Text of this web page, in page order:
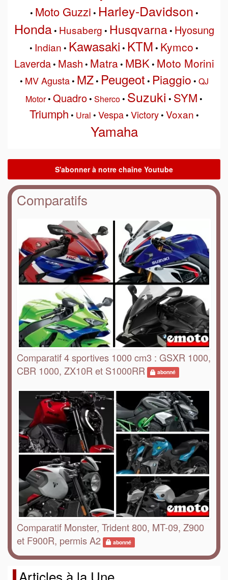
• Moto Guzzi • Harley-Davidson •
Honda• Husaberg • Husqvarna• Hyosung
• Indian • Kawasaki • KTM • Kymco •
Laverda• Mash • Matra• MBK• Moto Morini
• MV Agusta• MZ• Peugeot • Piaggio • QJ
Motor• Quadro• Sherco• Suzuki • SYM •
Triumph • Ural • Vespa• Victory• Voxan •
Yamaha
Comparatifs
Comparatif 4 sportives 1000 cm3 : GSXR 1000,
CBR 1000, ZX10R et S1000RR
abonné
Comparatif Monster, Trident 800, MT-09, Z900
et F900R, permis A2
abonné